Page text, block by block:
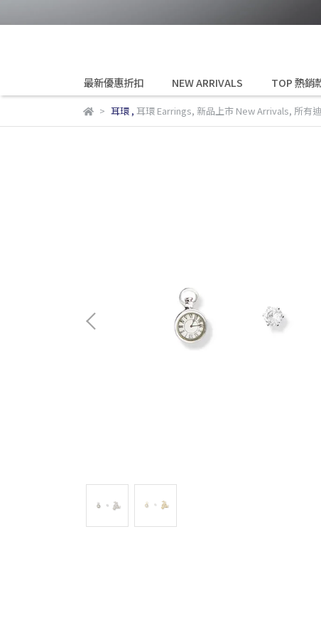
最新優惠折扣 NEW ARRIVALS TOP 熱銷
耳環, 耳環 Earrings, 新品上市 New Arrivals, 所有